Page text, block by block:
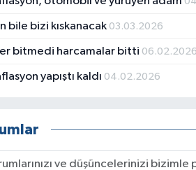
bile bizi kıskanacak 03.03.2026
bitmedi harcamalar bitti 06.02.2026
yapıştı kaldı 04.02.2026